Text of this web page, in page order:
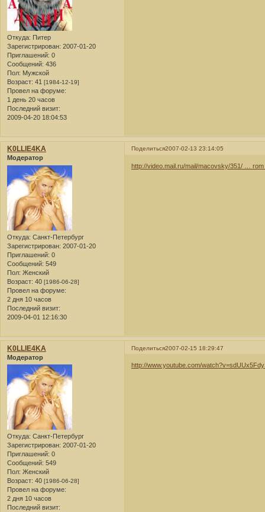
Откуда: Питер
Зарегистрирован: 2007-01-20
Приглашений: 0
Сообщений: 436
Пол: Мужской
Возраст: 41 [1984-12-19]
Провел на форуме:
1 день 20 часов
Последний визит:
2009-04-20 18:04:53
Поделиться2007-02-13 23:14:05
K0LLlE4KA
Модератор
Откуда: Санкт-Петербург
Зарегистрирован: 2007-01-20
Приглашений: 0
Сообщений: 549
Пол: Женский
Возраст: 40 [1986-06-28]
Провел на форуме:
2 дня 10 часов
Последний визит:
2009-04-01 12:16:30
http://video.mail.ru/mail/macovsky/351/ …
Поделиться2007-02-15 18:29:47
K0LLlE4KA
Модератор
Откуда: Санкт-Петербург
Зарегистрирован: 2007-01-20
Приглашений: 0
Сообщений: 549
Пол: Женский
Возраст: 40 [1986-06-28]
Провел на форуме:
2 дня 10 часов
Последний визит:
http://www.youtube.com/